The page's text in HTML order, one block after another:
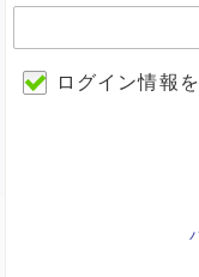
ログイン情報